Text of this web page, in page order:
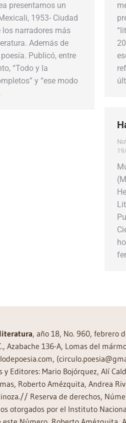
presentamos un
1953- Ciudad
los narradores más
Además de
Publicó, entre
“Todo y la
y “ese modo
, año 18, No. 960, febrero
Azabache 136-A, Lomas del
Editores: Mario Bojórquez, Alí
Roberto Amézquita, Andrea
Reserva de derechos,
otorgados por el Instituto